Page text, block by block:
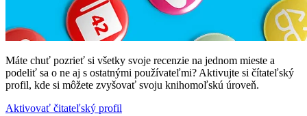
Máte chuť pozrieť si všetky svoje recenzie na jednom mieste a
podeliť sa o ne aj s ostatnými používateľmi? Aktivujte si čítateľský
profil, kde si môžete zvyšovať svoju knihomoľskú úroveň.
Aktivovať čitateľský profil